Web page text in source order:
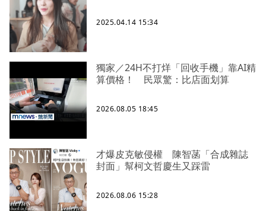
2025.04.14 15:34
獨家／24H不打烊「回收手機」靠AI精
算價格！ 民眾驚：比店面划算
2026.08.05 18:45
才爆皮克敏侵權 陳智菡「合成雜誌
封面」幫柯文哲慶生又踩雷
2026.08.06 15:28